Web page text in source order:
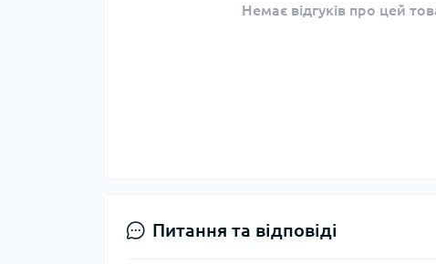
Немає відгуків про цей
Питання та відповіді